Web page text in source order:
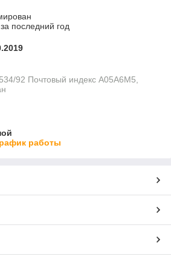
последний год
92 Почтовый индекс A05A6M5,
работы